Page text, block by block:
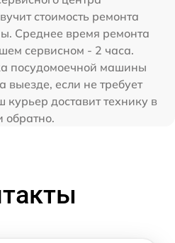
стоимость ремонта
Среднее время ремонта
сервисном - 2 часа.
посудомоечной машины
выезде, если не требует
доставит технику в
обратно.